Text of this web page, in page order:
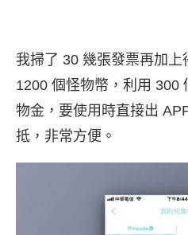
我掃了 30 幾張發票再加上
1200 個怪物幣，利用 300
物金，要使用時直接出
抵，非常方便。